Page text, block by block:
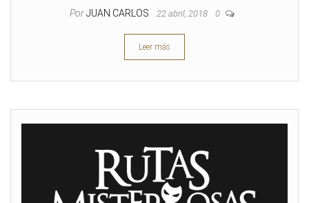
Por JUAN CARLOS 22 abril, 2018 0
Leer más